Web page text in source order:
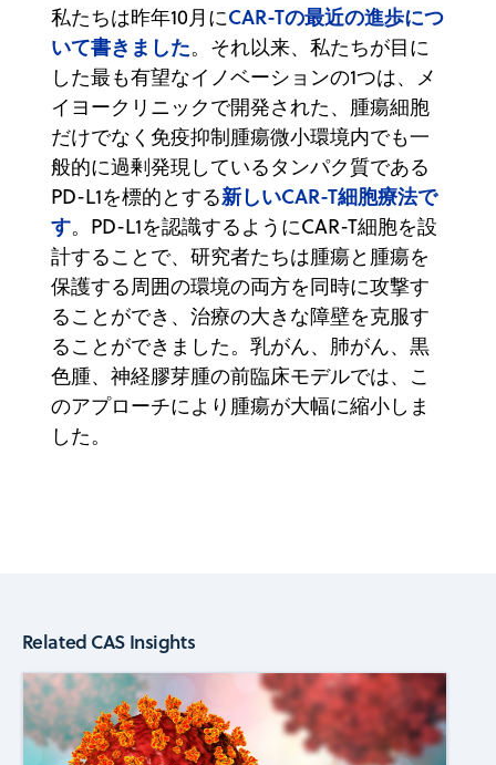
私たちは昨年10月にCAR-Tの最近の進歩につ
いて書きました。それ以来、私たちが目に
した最も有望なイノベーションの1つは、メ
イヨークリニックで開発された、腫瘍細胞
だけでなく免疫抑制腫瘍微小環境内でも一
般的に過剰発現しているタンパク質である
PD-L1を標的とする新しいCAR-T細胞療法で
す。PD-L1を認識するようにCAR-T細胞を設
計することで、研究者たちは腫瘍と腫瘍を
保護する周囲の環境の両方を同時に攻撃す
ることができ、治療の大きな障壁を克服す
ることができました。乳がん、肺がん、黒
色腫、神経膠芽腫の前臨床モデルでは、こ
のアプローチにより腫瘍が大幅に縮小しま
した。
Related CAS Insights